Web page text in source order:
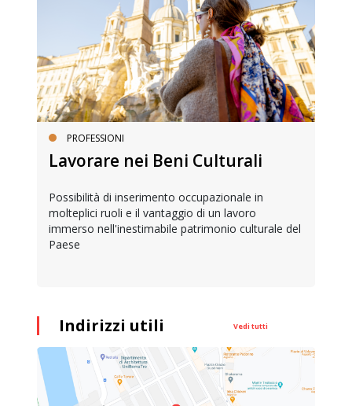
PROFESSIONI
Lavorare nei Beni Culturali
Possibilità di inserimento occupazionale in
molteplici ruoli e il vantaggio di un lavoro
immerso nell'inestimabile patrimonio culturale del
Paese
Indirizzi utili Vedi tutti